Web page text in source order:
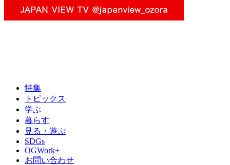
特集
トピックス
学ぶ
暮らす
見る・遊ぶ
SDGs
OGWork+
お問い合わせ